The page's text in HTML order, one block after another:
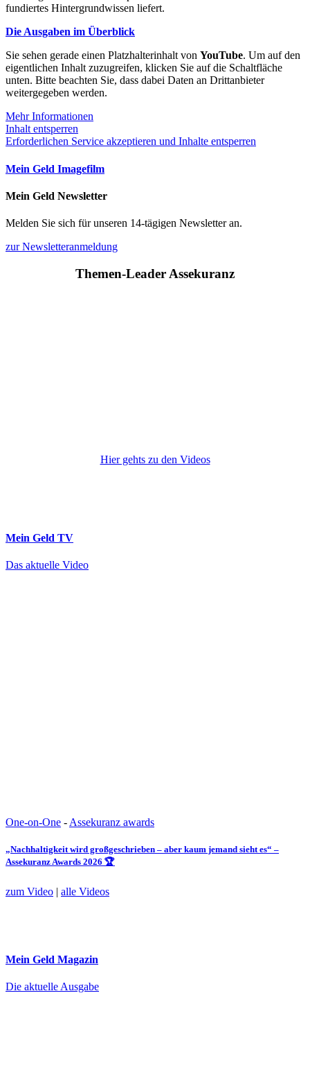
fundiertes Hintergrundwissen liefert.
Die Ausgaben im Überblick
Sie sehen gerade einen Platzhalterinhalt von YouTube. Um auf den
eigentlichen Inhalt zuzugreifen, klicken Sie auf die Schaltfläche
unten. Bitte beachten Sie, dass dabei Daten an Drittanbieter
weitergegeben werden.
Mehr Informationen
Inhalt entsperren
Erforderlichen Service akzeptieren und Inhalte entsperren
Mein Geld Imagefilm
Mein Geld Newsletter
Melden Sie sich für unseren 14-tägigen Newsletter an.
zur Newsletteranmeldung
Themen-Leader Assekuranz
Hier gehts zu den Videos
Mein Geld TV
Das aktuelle Video
One-on-One - Assekuranz awards
„Nachhaltigkeit wird großgeschrieben – aber kaum jemand sieht es“ –
Assekuranz Awards 2026 🏆
zum Video alle Videos
Mein Geld Magazin
Die aktuelle Ausgabe